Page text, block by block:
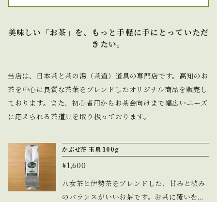
美味しい「お茶」を、もっと手軽に手にとっていただ
きたい。
当店は、日本茶と茶の湯（茶道）道具の専門店です。高知のお
茶を中心に良質な茶葉をブレンドしたオリジナル商品を販売し
ております。また、初心者用からお茶会向けまで幅広いニーズ
に応えられる茶道具を取り扱っております。
かぶせ茶 玉泉 100g
¥1,600
八女茶と伊勢茶をブレンドした、甘みと渋み
のバランスがいいお茶です。お茶に覆いをか